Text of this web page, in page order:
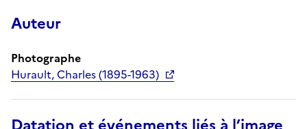
Auteur
Photographe
Hurault, Charles (1895-1963)